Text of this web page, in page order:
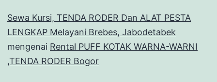
Sewa Kursi, TENDA RODER Dan ALAT PESTA
LENGKAP Melayani Brebes, Jabodetabek
mengenai Rental PUFF KOTAK WARNA-WARNI
,TENDA RODER Bogor